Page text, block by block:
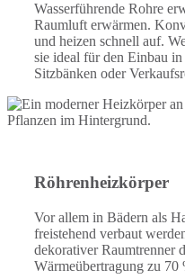
Wasserführende Rohre
Raumluft erwärmen.
und heizen schnell auf.
sie ideal für den Einbau
Sitzbänken oder
Röhrenheizkörper
Vor allem in Bädern als
freistehend verbaut
dekorativer Raumtrenner
Wärmeübertragung zu